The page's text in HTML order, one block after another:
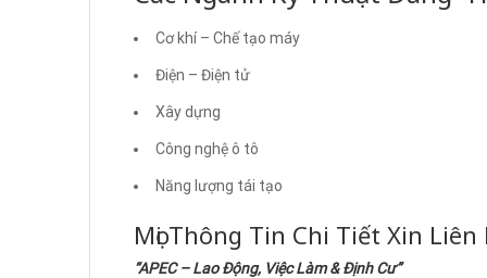
Cơ khí – Chế tạo máy
Điện – Điện tử
Xây dựng
Công nghệ ô tô
Năng lượng tái tạo
Mọi Thông Tin Chi Tiết Xin Liên
“APEC – Lao Động, Việc Làm & Định Cư”